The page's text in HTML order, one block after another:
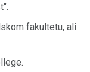
fakultetu, ali